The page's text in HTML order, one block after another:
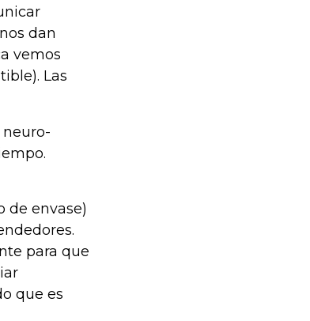
dan
vemos
Las
neuro-
de envase)
para que
que es